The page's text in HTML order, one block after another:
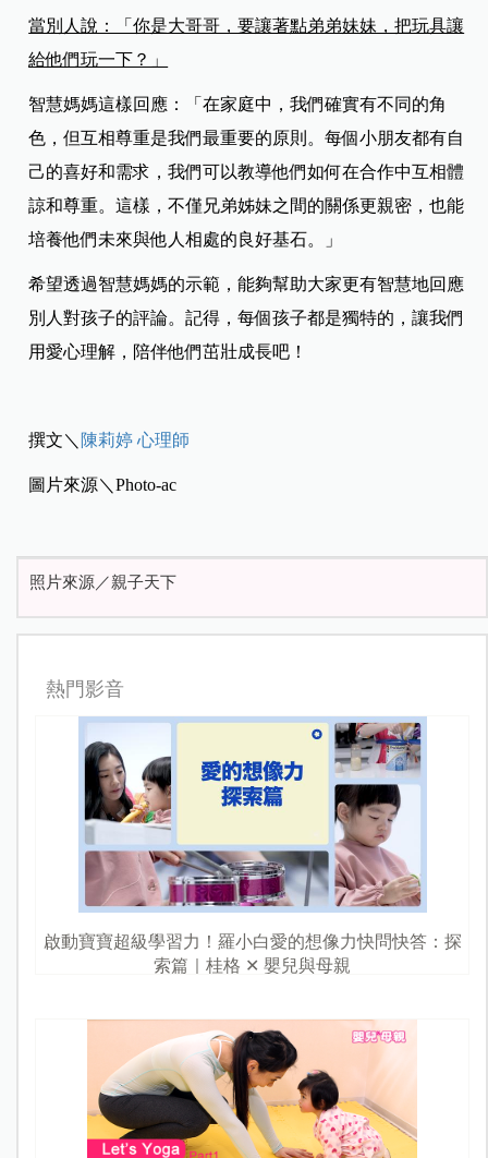
當別人說：「你是大哥哥，要讓著點弟弟妹妹，把玩具讓
給他們玩一下？」
智慧媽媽這樣回應：「在家庭中，我們確實有不同的角
色，但互相尊重是我們最重要的原則。每個小朋友都有自
己的喜好和需求，我們可以教導他們如何在合作中互相體
諒和尊重。這樣，不僅兄弟姊妹之間的關係更親密，也能
培養他們未來與他人相處的良好基石。」
希望透過智慧媽媽的示範，能夠幫助大家更有智慧地回應
別人對孩子的評論。記得，每個孩子都是獨特的，讓我們
用愛心理解，陪伴他們茁壯成長吧！
撰文＼ 陳莉婷 心理師
圖片來源＼Photo-ac
照片來源／親子天下
熱門影音
啟動寶寶超級學習力！羅小白愛的想像力快問快答：探
索篇｜桂格 ✕ 嬰兒與母親